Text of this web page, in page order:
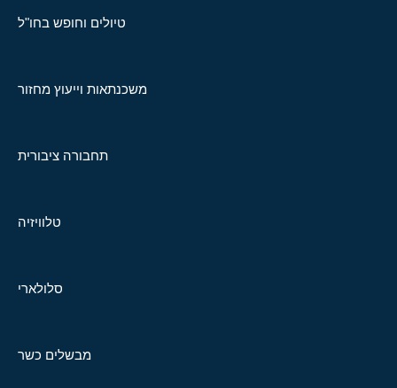
טיולים וחופש בחו"ל
משכנתאות וייעוץ מחזור
תחבורה ציבורית
טלוויזיה
סלולארי
מבשלים כשר